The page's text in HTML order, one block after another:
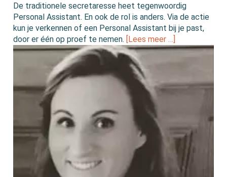
De traditionele secretaresse heet tegenwoordig
Personal Assistant. En ook de rol is anders. Via de actie
kun je verkennen of een Personal Assistant bij je past,
door er één op proef te nemen. [Lees meer …]